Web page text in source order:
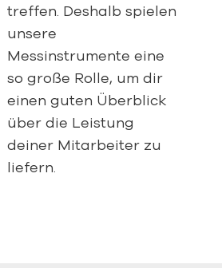
treffen. Deshalb spielen
unsere
Messinstrumente eine
so große Rolle, um dir
einen guten Überblick
über die Leistung
deiner Mitarbeiter zu
liefern.